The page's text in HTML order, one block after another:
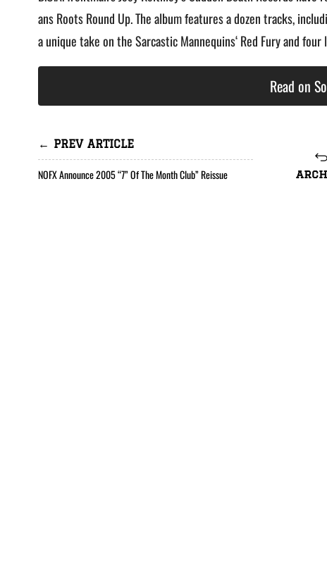
ans Roots Round Up. The album features a dozen tracks,
a unique take on the Sarcastic Mannequins‘ Red Fury and
Read on
← PREV ARTICLE
NOFX Announce 2005 “7” Of The Month Club” Reissue